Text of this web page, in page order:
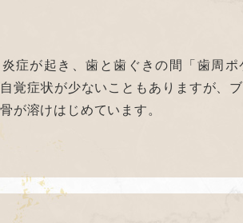
症が起き、歯と歯ぐきの間「歯周ポ
覚症状が少ないこともありますが、
が溶けはじめています。